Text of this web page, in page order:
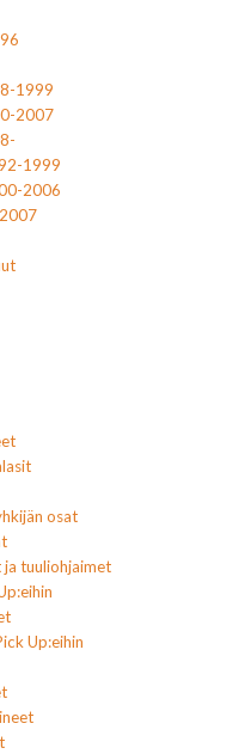
1999
2007
1999
2006
osat
ja tuuliohjaimet
Up:eihin